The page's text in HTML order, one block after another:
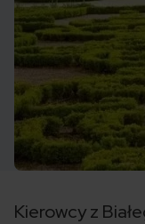
Kierowcy z